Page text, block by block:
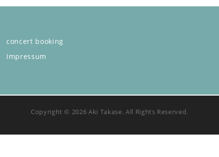
concert booking
Impressum
Copyright © 2026 Aki Takase. All Rights Reserved.